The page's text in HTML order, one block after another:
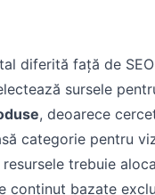
diferită față de
sursele
, deoarece
categorie pentru
trebuie
conținut bazate